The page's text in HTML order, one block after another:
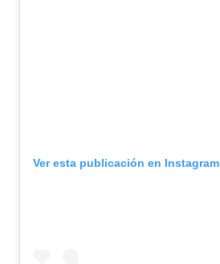
Ver esta publicación en Instagram